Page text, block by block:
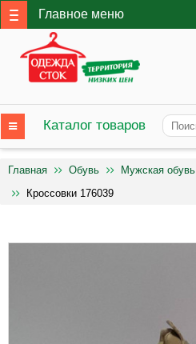
Главное меню
Каталог товаров
Главная Обувь Мужская обувь
Кроссовки 176039